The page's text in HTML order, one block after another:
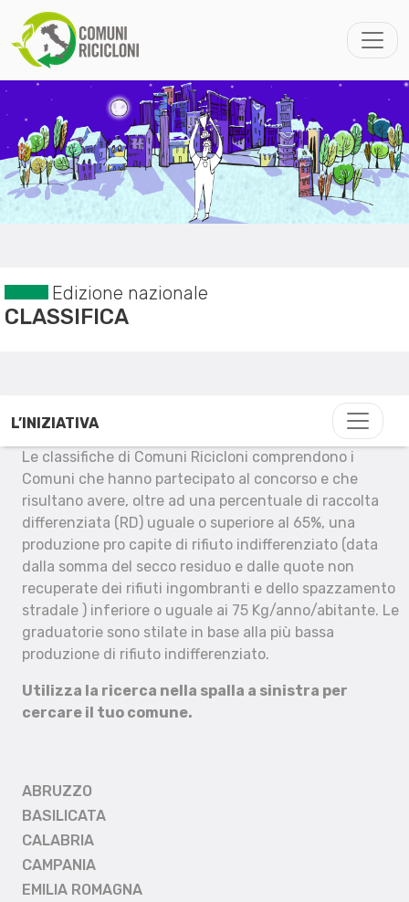
Edizione nazionale
CLASSIFICA
L’INIZIATIVA
Le classifiche di Comuni Ricicloni comprendono i
Comuni che hanno partecipato al concorso e che
risultano avere, oltre ad una percentuale di raccolta
differenziata (RD) uguale o superiore al 65%, una
produzione pro capite di rifiuto indifferenziato (data
dalla somma del secco residuo e dalle quote non
recuperate dei rifiuti ingombranti e dello spazzamento
stradale ) inferiore o uguale ai 75 Kg/anno/abitante. Le
graduatorie sono stilate in base alla più bassa
produzione di rifiuto indifferenziato.
Utilizza la ricerca nella spalla a sinistra per
cercare il tuo comune.
ABRUZZO
BASILICATA
CALABRIA
CAMPANIA
EMILIA ROMAGNA